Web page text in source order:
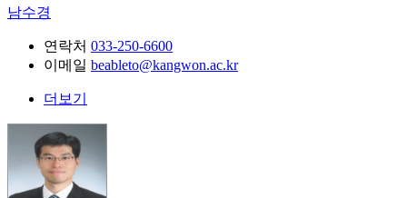
남수경
연락처 033-250-6600
이메일 beableto@kangwon.ac.kr
더보기